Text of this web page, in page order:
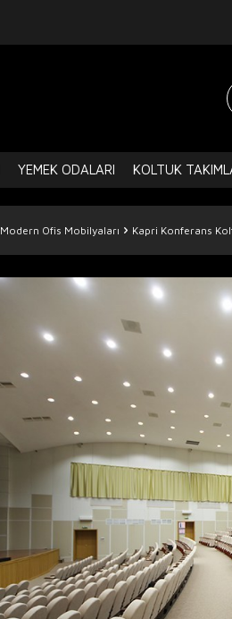
YEMEK ODALARI KOLTUK
Modern Ofis Mobilyaları Kapri Konferans